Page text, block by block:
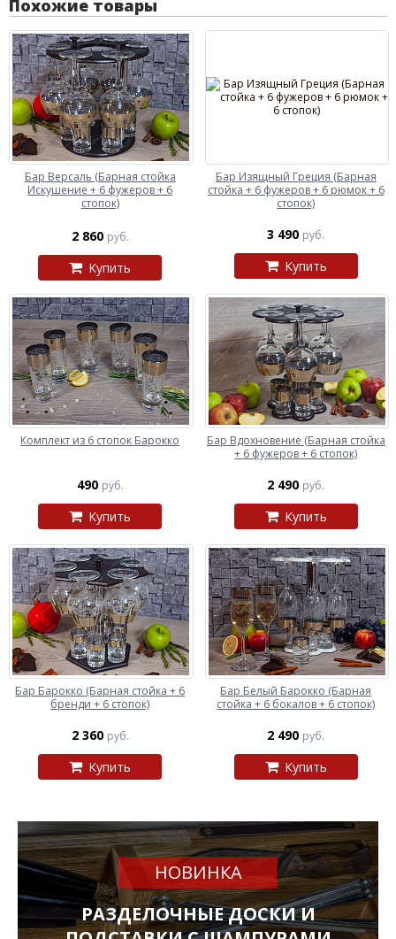
Похожие товары
Бар Версаль (Барная стойка
Искушение + 6 фужеров + 6
стопок)
2 860 руб.
Купить
Бар Изящный Греция (Барная
стойка + 6 фужеров + 6 рюмок + 6
стопок)
3 490 руб.
Купить
Комплект из 6 стопок Барокко
490 руб.
Купить
Бар Вдохновение (Барная стойка
+ 6 фужеров + 6 стопок)
2 490 руб.
Купить
Бар Барокко (Барная стойка + 6
бренди + 6 стопок)
2 360 руб.
Купить
Бар Белый Барокко (Барная
стойка + 6 бокалов + 6 стопок)
2 490 руб.
Купить
НОВИНКА
РАЗДЕЛОЧНЫЕ ДОСКИ И